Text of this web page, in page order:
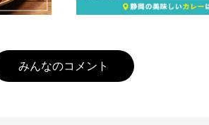
みんなのコメント